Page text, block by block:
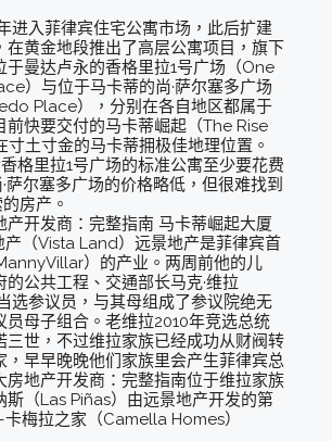
进入菲律宾住宅公寓市场，此后扩建
在黄金地段推出了高层公寓项目，旗下
于曼达卢永的香格里拉1号广场（One
）与位于马卡蒂的尚·萨尔塞多广场
Place），分别在各自地区都属于
前快要交付的马卡蒂崛起（The Rise
寸土寸金的马卡蒂拥极佳地理位置。
格里拉1号广场的标准公寓至少要花费
萨尔塞多广场的价格略低，但很难找到
房产。
产开发商：完整指南 马卡蒂崛起大厦
（Vista Land）远景地产是菲律宾首
）的产业。两周前他的儿
公共工程、交通部长马克·维拉
选参议员，与其母组成了参议院绝无
员母子组合。老维拉2010年竞选总统
三世，不过维拉家族已经成功从财阀转
，早早晚晚他们家族里会产生菲律宾总
房地产开发商：完整指南位于维拉家族
斯（Las Piñas）由远景地产开发的第
梅拉之家（Camella Homes）